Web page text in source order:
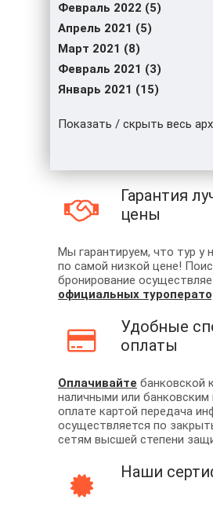
Февраль 2022 (5)
Апрель 2021 (5)
Март 2021 (8)
Февраль 2021 (3)
Январь 2021 (15)
Показать / скрыть весь
Гарантия
цены
Мы гарантируем, что тур у
по самой низкой цене!
бронирование
официальных
Удобные
оплаты
Оплачивайте банковской
наличными или
оплате картой передача
осуществляется по
сетям высшей степени
Наши